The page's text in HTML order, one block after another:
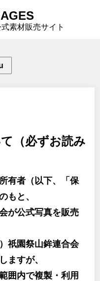
素材販売サイト
（必ずお読み
有者（以下、「保
もと、
が公式写真を販売
祇園祭山鉾連合会
ますが、
囲内で複製・利用